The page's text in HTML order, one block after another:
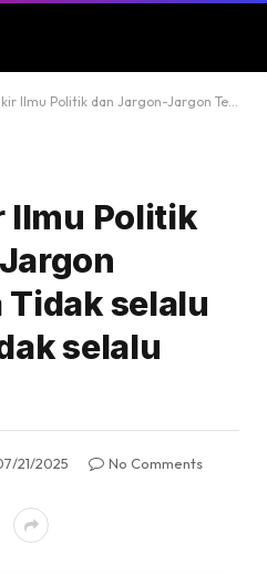
dan Jargon-Jargon Terkenalnya Tidak selalu Benar dan tidak selalu Salah
Ilmu Politik
selalu
selalu
21/2025
No Comments